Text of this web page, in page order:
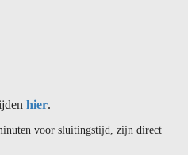
hier.
voor sluitingstijd, zijn direct